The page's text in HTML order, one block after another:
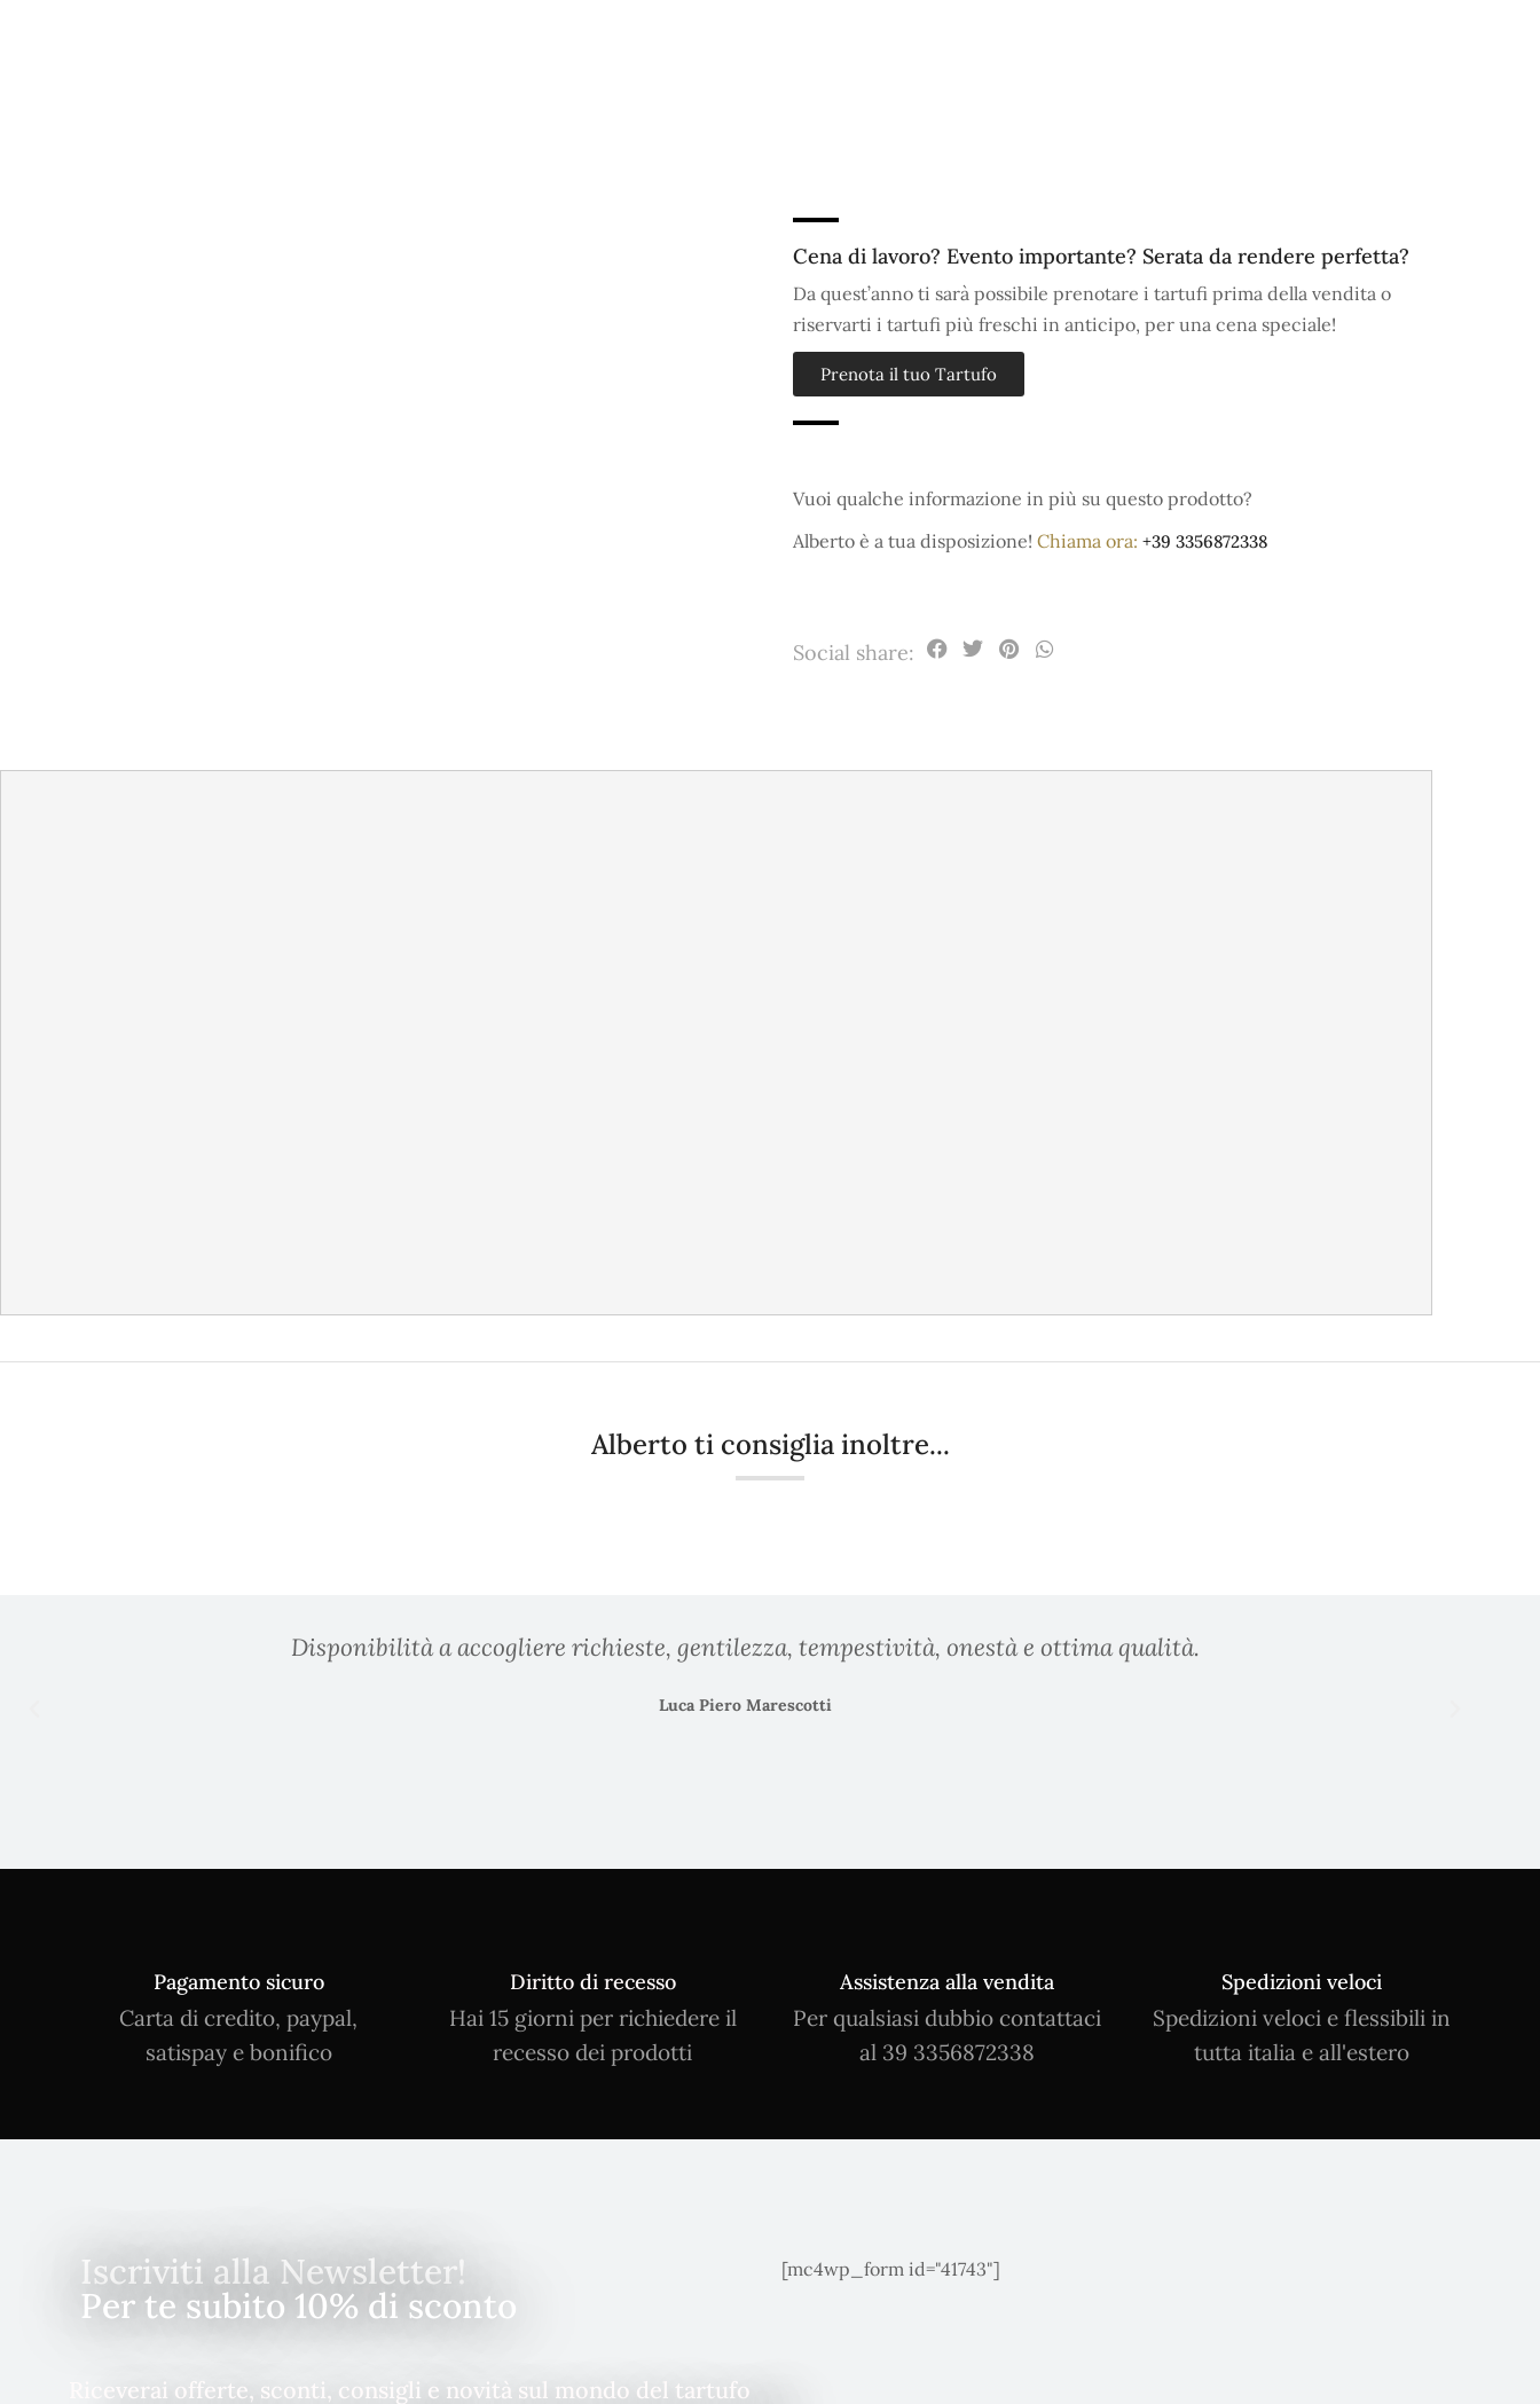
Cena di lavoro? Evento importante? Serata da rendere perfetta?
Da quest’anno ti sarà possibile prenotare i tartufi prima della vendita o
riservarti i tartufi più freschi in anticipo, per una cena speciale!
Prenota il tuo Tartufo
Vuoi qualche informazione in più su questo prodotto?
Alberto è a tua disposizione! Chiama ora: +39 3356872338
Social share:
Alberto ti consiglia inoltre...
Disponibilità a accogliere richieste, gentilezza, tempestività, onestà e ottima qualità.
Luca Piero Marescotti
Pagamento sicuro
Carta di credito, paypal,
satispay e bonifico
Diritto di recesso
Hai 15 giorni per richiedere il
recesso dei prodotti
Assistenza alla vendita
Per qualsiasi dubbio contattaci
al 39 3356872338
Spedizioni veloci
Spedizioni veloci e flessibili in
tutta italia e all'estero
Iscriviti alla Newsletter!
Per te subito 10% di sconto
[mc4wp_form id="41743"]
Riceverai offerte, sconti, consigli e novità sul mondo del tartufo